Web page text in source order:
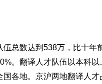
总数达到538万，比十年
。翻译人才队伍以本科以
国各地。京沪两地翻译人才